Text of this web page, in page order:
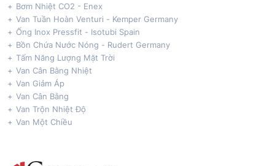
Bơm Nhiệt CO2 - Enex
Van Tuần Hoàn Venturi - Kemper Germany
Ống Inox Pressfit - Isotubi Spain
Bồn Chứa Nước Nóng - Rudert Germany
Tấm Năng Lượng Mặt Trời
Van Cân Bằng Nhiệt
Van Giảm Áp
Van Cân Bằng
Van Trộn Nhiệt Độ
Van Một Chiều